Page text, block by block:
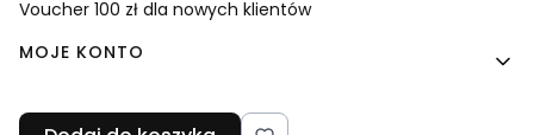
Voucher 100 zł dla nowych klientów
MOJE KONTO
Twoje zamówienia